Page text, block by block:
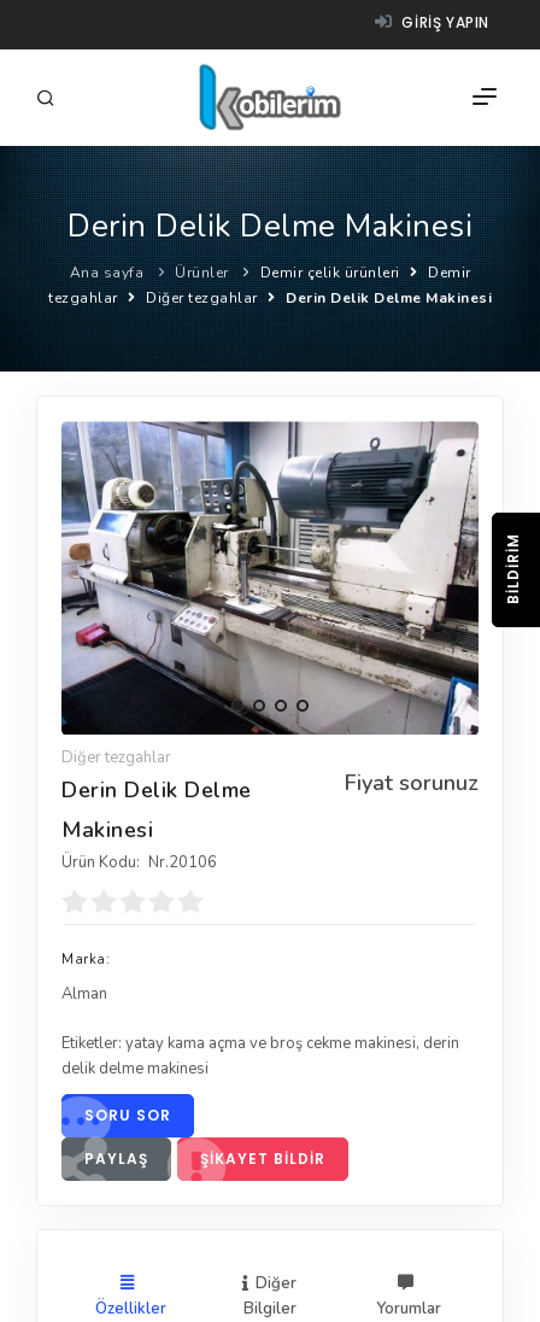
GIRIŞ YAPIN
FIRMALAR
ÜRÜNLER
NASIL ÇALIŞIR?
Derin Delik Delme Makinesi
Ana sayfa Ürünler Demir çelik ürünleri
Demir
tezgahlar
Diğer tezgahlar Derin Delik Delme Makinesi
Diğer tezgahlar
Fiyat sorunuz
Derin Delik Delme
Makinesi
Ürün Kodu: Nr.20106
Marka:
Alman
Etiketler: yatay kama açma ve broş cekme makinesi, derin
delik delme makinesi
SORU SOR
PAYLAŞ ŞIKAYET BILDIR
Özellikler
Diğer
Bilgiler
Yorumlar
BILDIRIM